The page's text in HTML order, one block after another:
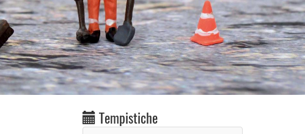
Tempistiche